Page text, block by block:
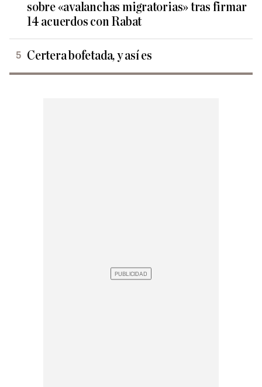
sobre «avalanchas migratorias» tras firmar
14 acuerdos con Rabat
Certera bofetada, y así es